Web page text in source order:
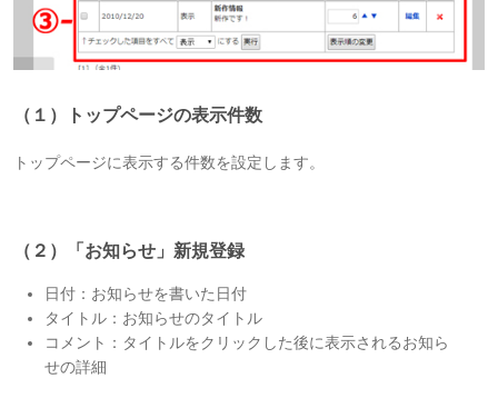
（１）トップページの表示件数
トップページに表示する件数を設定します。
（２）「お知らせ」新規登録
日付：お知らせを書いた日付
タイトル：お知らせのタイトル
コメント：タイトルをクリックした後に表示されるお知ら
せの詳細